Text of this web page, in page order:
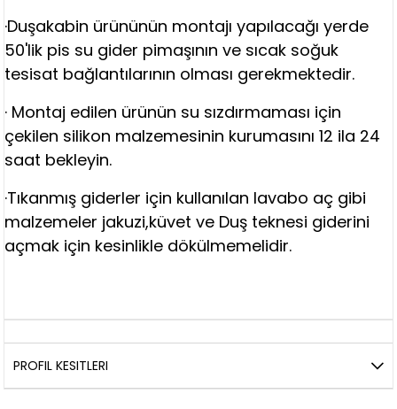
·Duşakabin ürününün montajı yapılacağı yerde
50'lik pis su gider pimaşının ve sıcak soğuk
tesisat bağlantılarının olması gerekmektedir.
· Montaj edilen ürünün su sızdırmaması için
çekilen silikon malzemesinin kurumasını 12 ila 24
saat bekleyin.
·Tıkanmış giderler için kullanılan lavabo aç gibi
malzemeler jakuzi,küvet ve Duş teknesi giderini
açmak için kesinlikle dökülmemelidir.
PROFIL KESITLERI